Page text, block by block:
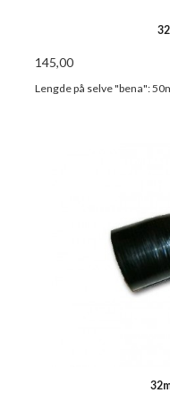
145,00
Lengde på selve "bena":